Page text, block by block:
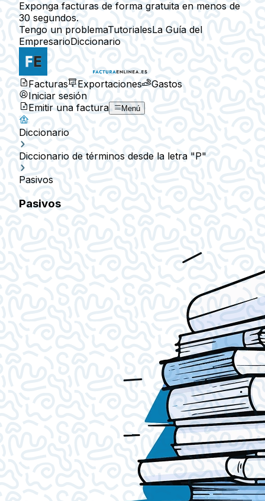
Exponga facturas de forma gratuita en menos de
30 segundos.
Tengo un problemaTutorialesLa Guía del
EmpresarioDiccionario
Facturas Exportaciones
Gastos
Iniciar sesión
Emitir una factura
Menú
Diccionario
Diccionario de términos desde la letra "P"
Pasivos
Pasivos